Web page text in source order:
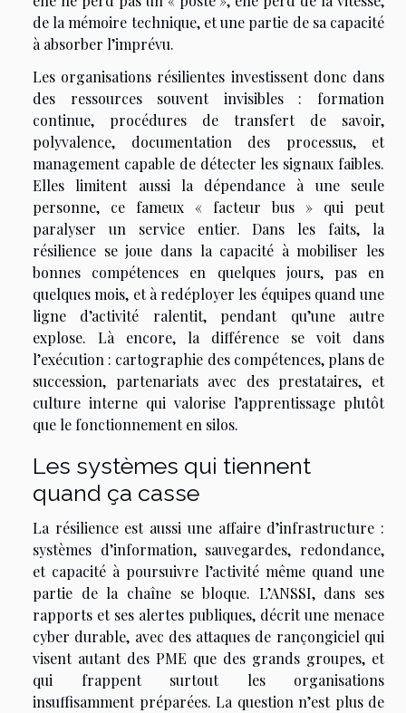
de la mémoire technique, et une partie de sa capacité
à absorber l’imprévu.
Les organisations résilientes investissent donc dans
des ressources souvent invisibles : formation
continue, procédures de transfert de savoir,
polyvalence, documentation des processus, et
management capable de détecter les signaux faibles.
Elles limitent aussi la dépendance à une seule
personne, ce fameux « facteur bus » qui peut
paralyser un service entier. Dans les faits, la
résilience se joue dans la capacité à mobiliser les
bonnes compétences en quelques jours, pas en
quelques mois, et à redéployer les équipes quand une
ligne d’activité ralentit, pendant qu’une autre
explose. Là encore, la différence se voit dans
l’exécution : cartographie des compétences, plans de
succession, partenariats avec des prestataires, et
culture interne qui valorise l’apprentissage plutôt
que le fonctionnement en silos.
Les systèmes qui tiennent
quand ça casse
La résilience est aussi une affaire d’infrastructure :
systèmes d’information, sauvegardes, redondance,
et capacité à poursuivre l’activité même quand une
partie de la chaîne se bloque. L’ANSSI, dans ses
rapports et ses alertes publiques, décrit une menace
cyber durable, avec des attaques de rançongiciel qui
visent autant des PME que des grands groupes, et
qui frappent surtout les organisations
insuffisamment préparées. La question n’est plus de